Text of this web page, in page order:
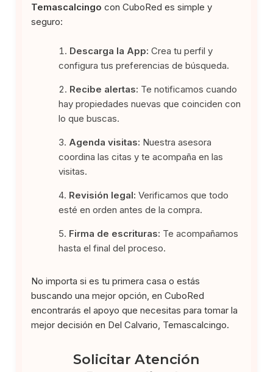
Temascalcingo con CuboRed es simple y
seguro:
Descarga la App: Crea tu perfil y
configura tus preferencias de búsqueda.
Recibe alertas: Te notificamos cuando
hay propiedades nuevas que coinciden con
lo que buscas.
Agenda visitas: Nuestra asesora
coordina las citas y te acompaña en las
visitas.
Revisión legal: Verificamos que todo
esté en orden antes de la compra.
Firma de escrituras: Te acompañamos
hasta el final del proceso.
No importa si es tu primera casa o estás
buscando una mejor opción, en CuboRed
encontrarás el apoyo que necesitas para tomar la
mejor decisión en Del Calvario, Temascalcingo.
Solicitar Atención